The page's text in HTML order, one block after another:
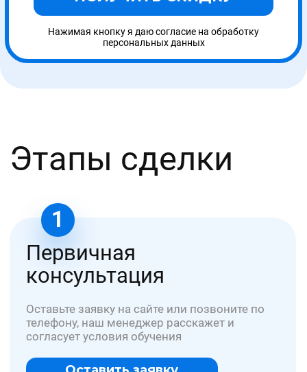
4
как стать специалистов в медицине и
других сфера, какие документы и
обновленные нормативы и приказы
от медицины до охраны труда
полезные статьи по трудовой и
специалистов
медиа